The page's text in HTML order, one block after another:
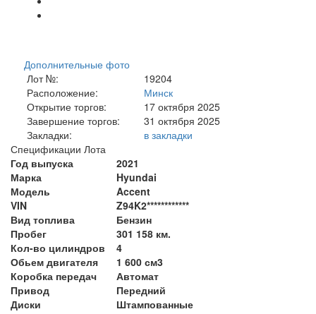
Дополнительные фото
Лот №:
19204
Расположение:
Минск
Открытие торгов:
17 октября 2025
Завершение торгов:
31 октября 2025
Закладки:
в закладки
Спецификации Лота
Год выпуска
2021
Марка
Hyundai
Модель
Accent
VIN
Z94K2************
Вид топлива
Бензин
Пробег
301 158 км.
Кол-во цилиндров
4
Обьем двигателя
1 600 см3
Коробка передач
Автомат
Привод
Передний
Диски
Штампованные